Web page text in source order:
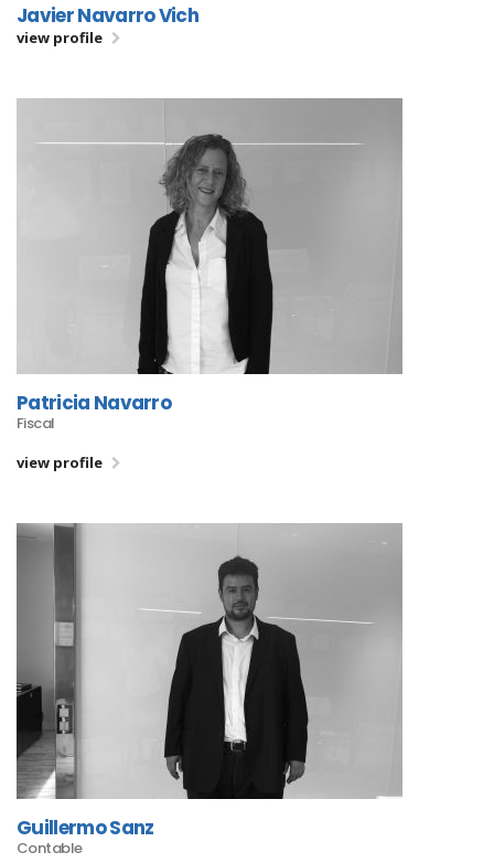
Javier Navarro Vich
view profile
Patricia Navarro
Fiscal
view profile
Guillermo Sanz
Contable